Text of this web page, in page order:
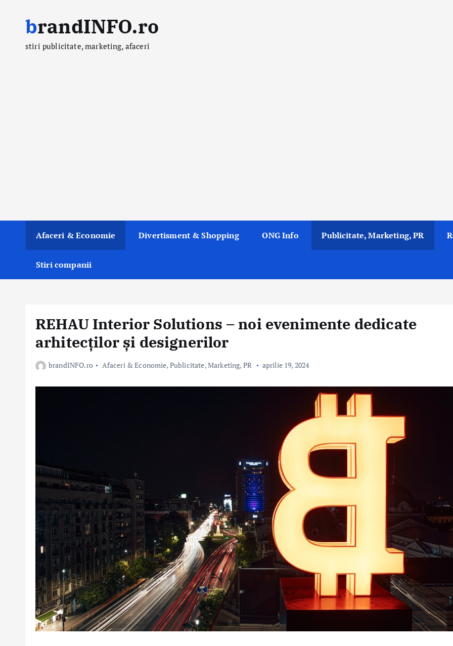
brandINFO.ro
stiri publicitate, marketing, afaceri
Afaceri & Economie Divertisment & Shopping ONG Info Publicitate, Marketing, PR
Stiri companii
REHAU Interior Solutions – noi evenimente dedicate
arhitecților și designerilor
brandINFO.ro Afaceri & Economie, Publicitate, Marketing, PR aprilie 19, 2024